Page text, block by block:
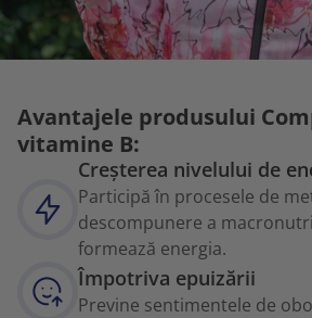
Avantajele produsului
vitamine B:
Creșterea nivelului de
Participă în procesele de
descompunere a
formează energia.
Împotriva epuizării
Previne sentimentele de